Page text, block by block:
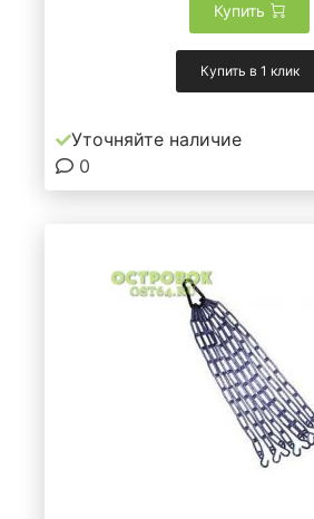
Купить
Купить в 1 клик
Уточняйте наличие
0